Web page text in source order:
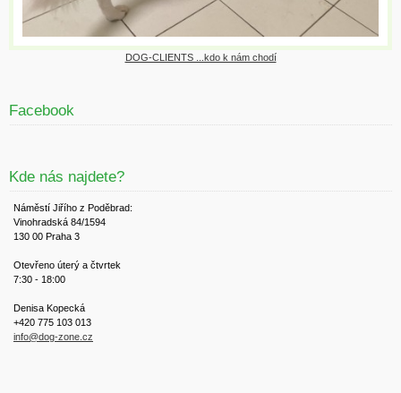
DOG-CLIENTS ...kdo k nám chodí
Facebook
Kde nás najdete?
Náměstí Jiřího z Poděbrad:
Vinohradská 84/1594
130 00 Praha 3
Otevřeno úterý a čtvrtek
7:30 - 18:00
Denisa Kopecká
+420 775 103 013
info@dog-zone.cz